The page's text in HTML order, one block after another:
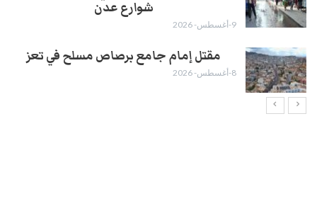
شوارع عدن
9-أغسطس- 2026
مقتل إمام جامع برصاص مسلح في تعز
8-أغسطس- 2026